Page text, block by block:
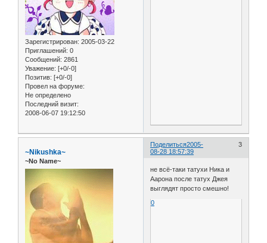
Зарегистрирован: 2005-03-22
Приглашений: 0
Сообщений: 2861
Уважение: [+0/-0]
Позитив: [+0/-0]
Провел на форуме:
Не определено
Последний визит:
2008-06-07 19:12:50
Поделиться 3
2005-
08-28 18:57:39
~Nikushka~
~No Name~
не всё-таки татухи Ника и
Аарона после татух Джея
выглядят просто смешно!
0